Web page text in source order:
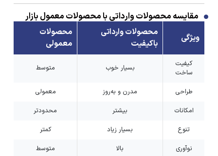
مقایسه محصولات وارداتی با محصولات معمول بازار
ویژگی
محصولات وارداتی
باکیفیت
محصولات
معمولی
کیفیت
ساخت
بسیار خوب متوسط
طراحی مدرن و به‌روز
معمولی
امکانات
بیشتر
محدودتر
تنوع
بسیار زیاد
کمتر
نوآوری
بالا
متوسط